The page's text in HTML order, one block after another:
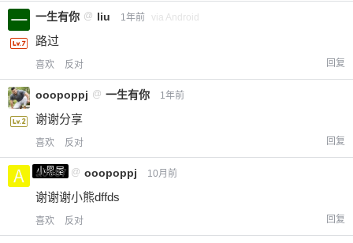
一生有你 @ liu 1年前 via Android
路过
喜欢 反对 回复
ooopoppj @ 一生有你 1年前
谢谢分享
喜欢 反对 回复
小黑屋
a0987 @ ooopoppj 10月前
谢谢谢小熊dffds
喜欢 反对 回复